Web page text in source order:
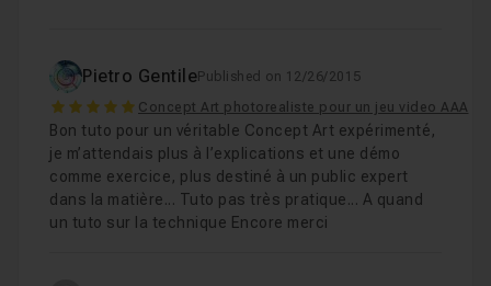
Pietro GentilePublished on 12/26/2015
5 Concept Art photorealiste pour un jeu video AAA
Bon tuto pour un véritable Concept Art expérimenté,
je m’attendais plus à l’explications et une démo
comme exercice, plus destiné à un public expert
dans la matière... Tuto pas très pratique... A quand
un tuto sur la technique Encore merci